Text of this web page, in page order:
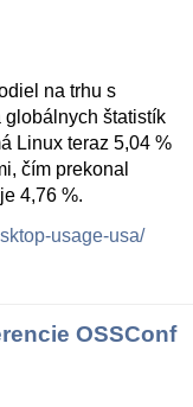
na trhu s
štatistík
Linux teraz 5,04 %
čím prekonal
4,76 %.
usage-usa/
OSSConf